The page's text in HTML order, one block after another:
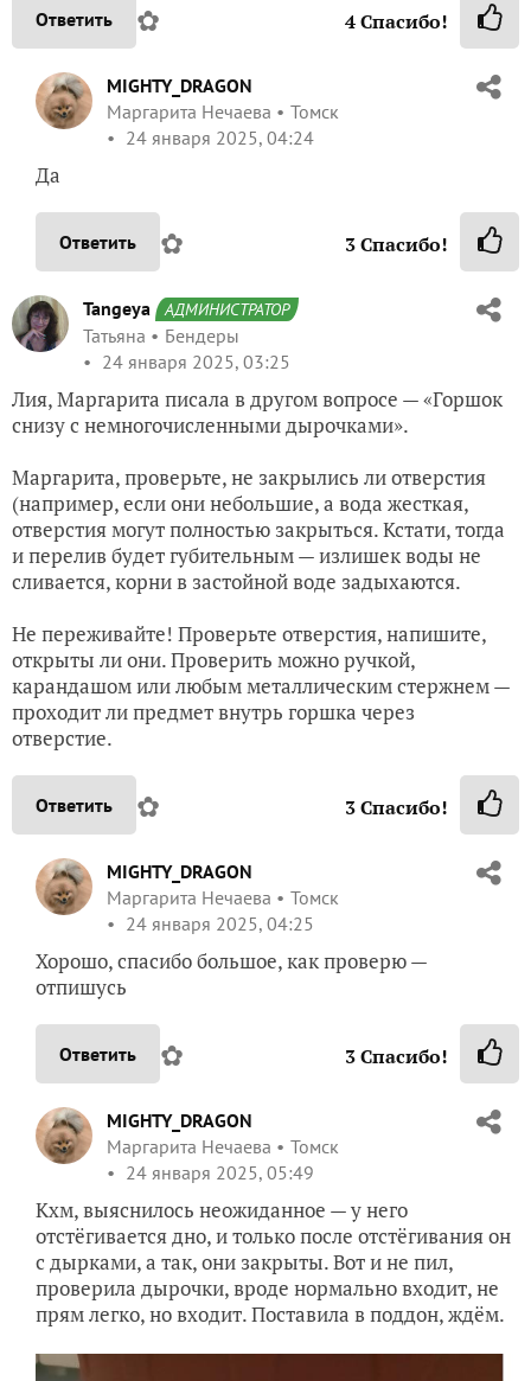
Ответить ✿ 4Спасибо!
MIGHTY_DRAGON
Маргарита Нечаева
Томск
24 января 2025, 04:24
Да
Ответить ✿ 3Спасибо!
Tangeya АДМИНИСТРАТОР
Татьяна
Бендеры
24 января 2025, 03:25
Лия, Маргарита писала в другом вопросе — «Горшок
снизу с немногочисленными дырочками».
Маргарита, проверьте, не закрылись ли отверстия
(например, если они небольшие, а вода жесткая,
отверстия могут полностью закрыться. Кстати, тогда
и перелив будет губительным — излишек воды не
сливается, корни в застойной воде задыхаются.
Не переживайте! Проверьте отверстия, напишите,
открыты ли они. Проверить можно ручкой,
карандашом или любым металлическим стержнем —
проходит ли предмет внутрь горшка через
отверстие.
Ответить ✿ 3Спасибо!
MIGHTY_DRAGON
Маргарита Нечаева
Томск
24 января 2025, 04:25
Хорошо, спасибо большое, как проверю —
отпишусь
Ответить ✿ 3Спасибо!
MIGHTY_DRAGON
Маргарита Нечаева
Томск
24 января 2025, 05:49
Кхм, выяснилось неожиданное — у него
отстёгивается дно, и только после отстёгивания он
с дырками, а так, они закрыты. Вот и не пил,
проверила дырочки, вроде нормально входит, не
прям легко, но входит. Поставила в поддон, ждём.